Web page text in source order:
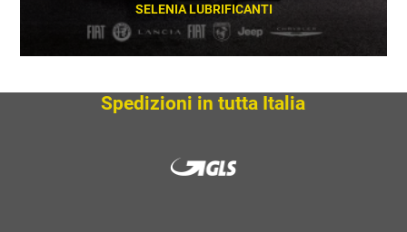
SELENIA LUBRIFICANTI
Spedizioni in tutta Italia